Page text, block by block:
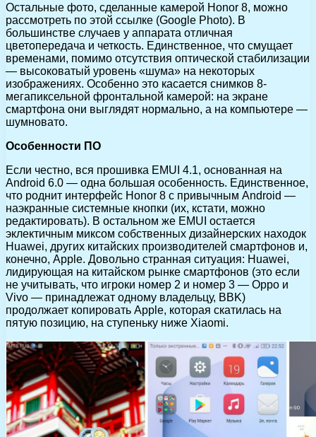
Остальные фото, сделанные камерой Honor 8, можно
рассмотреть по этой ссылке (Google Photo). В
большинстве случаев у аппарата отличная
цветопередача и четкость. Единственное, что смущает
временами, помимо отсутствия оптической стабилизации
— высоковатый уровень «шума» на некоторых
изображениях. Особенно это касается снимков 8-
мегапиксельной фронтальной камерой: на экране
смартфона они выглядят нормально, а на компьютере —
шумновато.
Особенности ПО
Если честно, вся прошивка EMUI 4.1, основанная на
Android 6.0 — одна большая особенность. Единственное,
что роднит интерфейс Honor 8 с привычным Android —
наэкранные системные кнопки (их, кстати, можно
редактировать). В остальном же EMUI остается
эклектичным миксом собственных дизайнерских находок
Huawei, других китайских производителей смартфонов и,
конечно, Apple. Довольно странная ситуация: Huawei,
лидирующая на китайском рынке смартфонов (это если
не учитывать, что игроки номер 2 и номер 3 — Oppo и
Vivo — принадлежат одному владельцу, BBK)
продолжает копировать Apple, которая скатилась на
пятую позицию, на ступеньку ниже Xiaomi.